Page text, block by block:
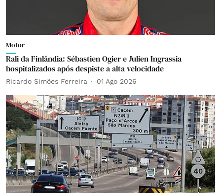
Motor
Rali da Finlândia: Sébastien Ogier e Julien Ingrassia
hospitalizados após despiste a alta velocidade
Ricardo Simões Ferreira 01 Ago 2026